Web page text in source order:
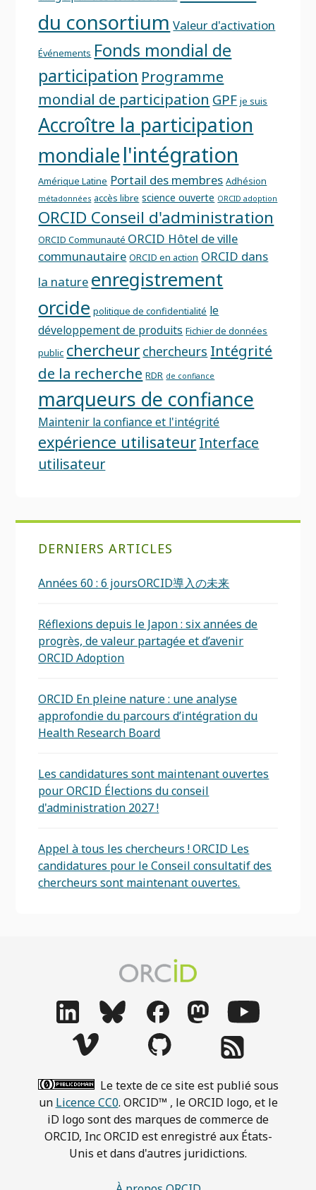
du consortium Valeur d'activation
Événements Fonds mondial de
participation Programme
mondial de participation GPF je suis
Accroître la participation
mondialel'intégration
Amérique Latine Portail des membres Adhésion
métadonnées accès libre science ouverte ORCID adoption
ORCID Conseil d'administration
ORCID Communauté ORCID Hôtel de ville
communautaire ORCID en action ORCID dans
la nature enregistrement
orcide politique de confidentialité le
développement de produits Fichier de données
public chercheur chercheurs Intégrité
de la recherche RDR de confiance
marqueurs de confiance
Maintenir la confiance et l'intégrité
expérience utilisateurInterface
utilisateur
DERNIERS ARTICLES
Années 60 : 6 joursORCID導入の未来
Réflexions depuis le Japon : six années de
progrès, de valeur partagée et d’avenir
ORCID Adoption
ORCID En pleine nature : une analyse
approfondie du parcours d’intégration du
Health Research Board
Les candidatures sont maintenant ouvertes
pour ORCID Élections du conseil
d'administration 2027 !
Appel à tous les chercheurs ! ORCID Les
candidatures pour le Conseil consultatif des
chercheurs sont maintenant ouvertes.
Le texte de ce site est publié sous
un Licence CC0. ORCID™ , le ORCID logo, et le
iD logo sont des marques de commerce de
ORCID, Inc ORCID est enregistré aux États-
Unis et dans d'autres juridictions.